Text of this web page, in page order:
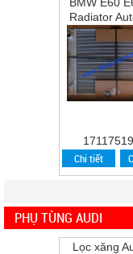
Radiator
Chi tiết
PHỤ TÙNG AUDI
Lọc xăng